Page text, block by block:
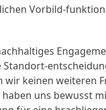
Vorbild-
Standort-
wir keinen weiteren
uns bewusst